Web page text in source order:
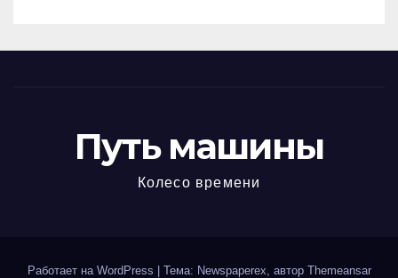
Путь машины
Колесо времени
Работает на WordPress Тема: Newspaperex, автор Themeansar